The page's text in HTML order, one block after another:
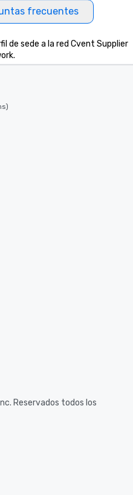
frecuentes
de sede a la red Cvent Supplier
Reservados todos los